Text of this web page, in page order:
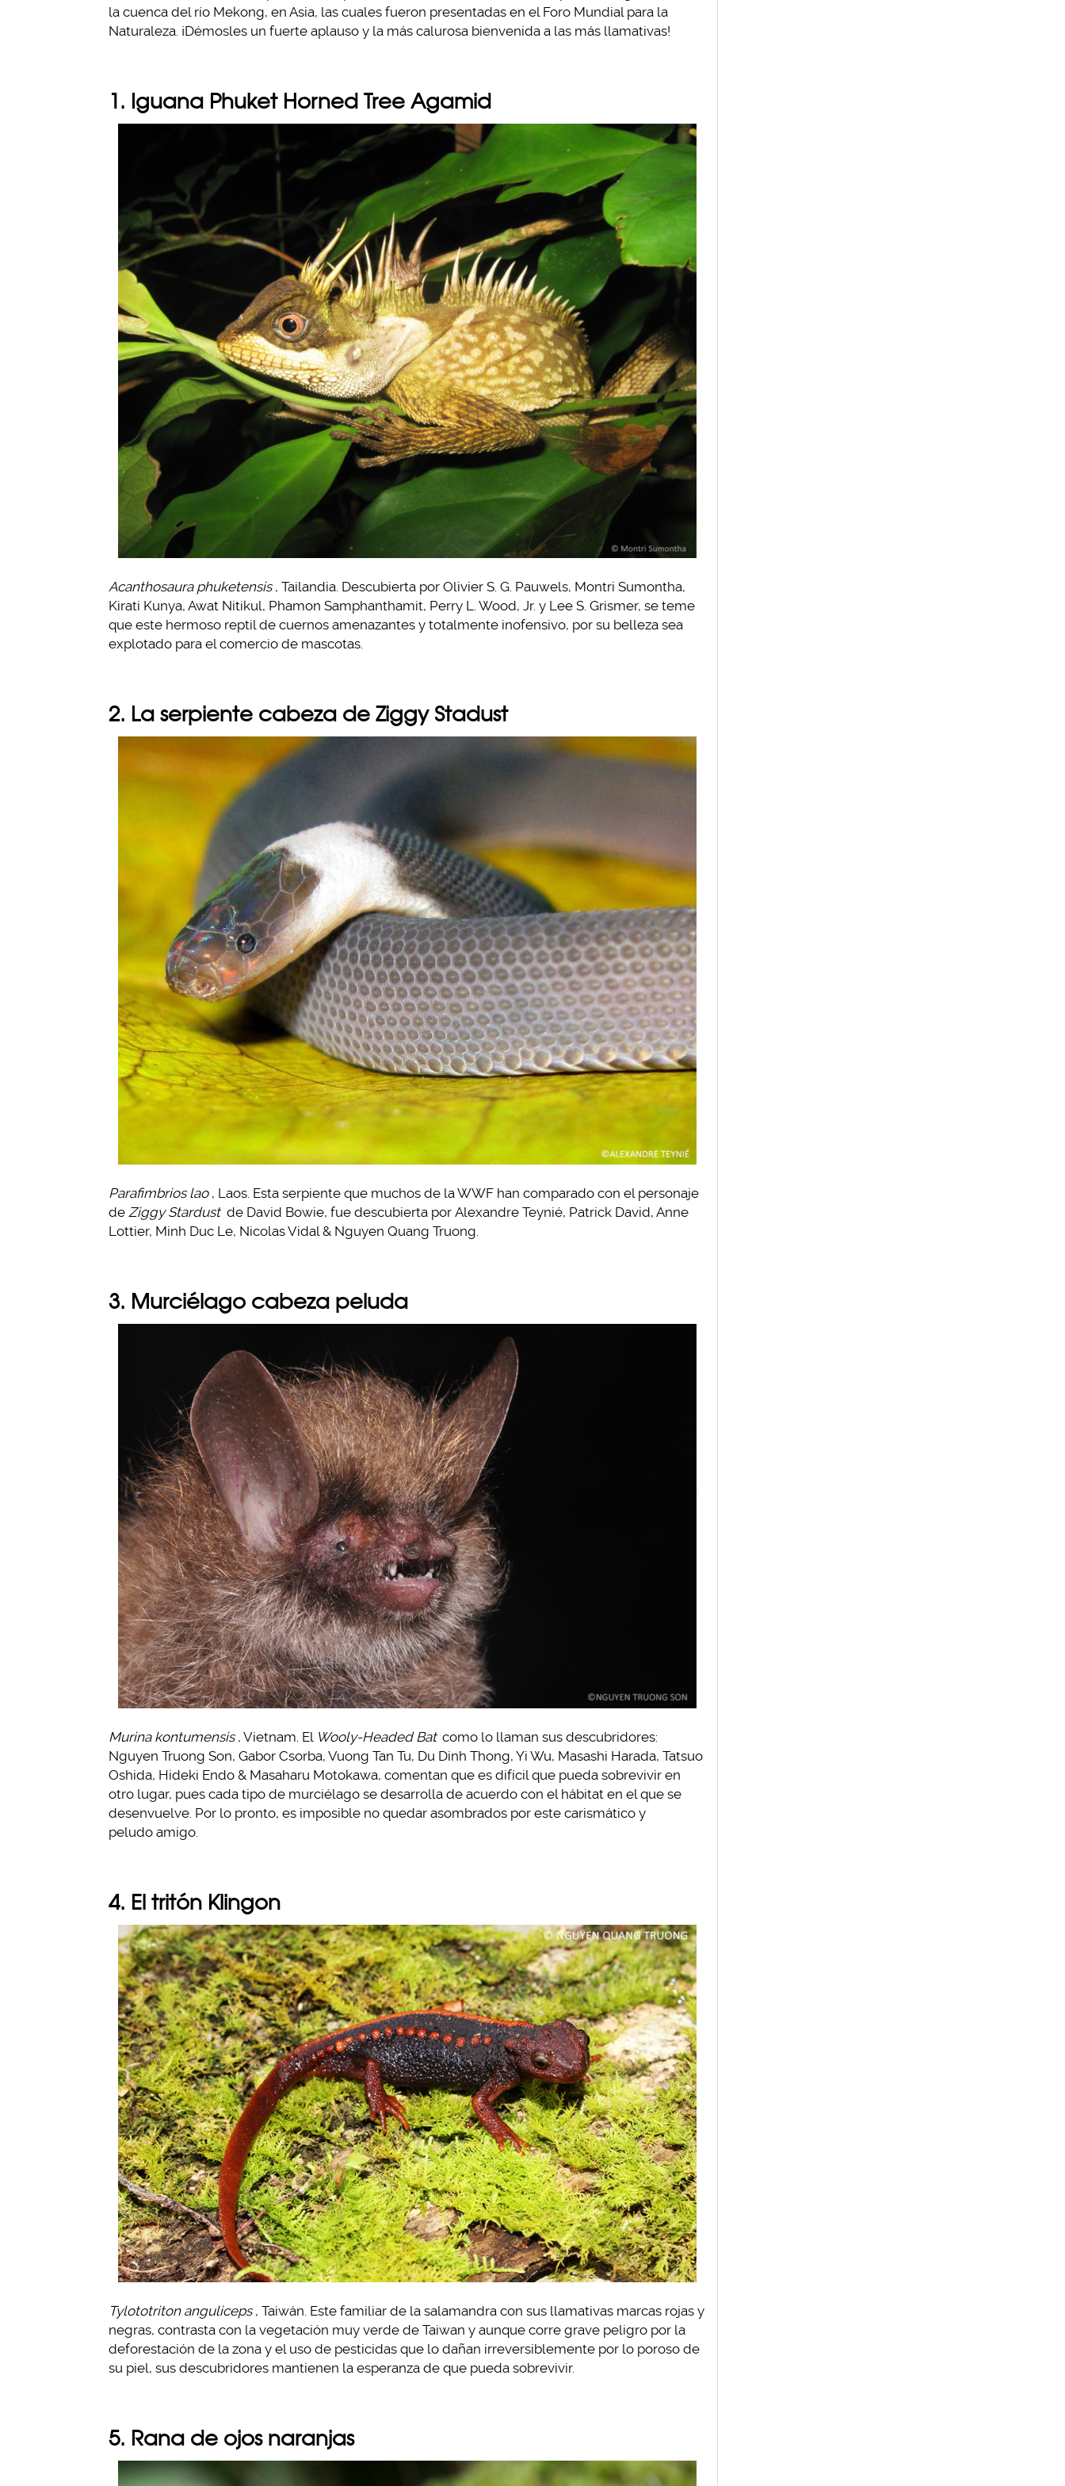
la cuenca del río Mekong, en Asia, las cuales fueron presentadas en el Foro Mundial para la
Naturaleza. ¡Démosles un fuerte aplauso y la más calurosa bienvenida a las más llamativas!
1. Iguana Phuket Horned Tree Agamid
Acanthosaura phuketensis , Tailandia. Descubierta por Olivier S. G. Pauwels, Montri Sumontha,
Kirati Kunya, Awat Nitikul, Phamon Samphanthamit, Perry L. Wood, Jr. y Lee S. Grismer, se teme
que este hermoso reptil de cuernos amenazantes y totalmente inofensivo, por su belleza sea
explotado para el comercio de mascotas.
2. La serpiente cabeza de Ziggy Stadust
Parafimbrios lao , Laos. Esta serpiente que muchos de la WWF han comparado con el personaje
de Ziggy Stardust de David Bowie, fue descubierta por Alexandre Teynié, Patrick David, Anne
Lottier, Minh Duc Le, Nicolas Vidal & Nguyen Quang Truong.
3. Murciélago cabeza peluda
Murina kontumensis , Vietnam. El Wooly-Headed Bat como lo llaman sus descubridores:
Nguyen Truong Son, Gabor Csorba, Vuong Tan Tu, Du Dinh Thong, Yi Wu, Masashi Harada, Tatsuo
Oshida, Hideki Endo & Masaharu Motokawa, comentan que es difícil que pueda sobrevivir en
otro lugar, pues cada tipo de murciélago se desarrolla de acuerdo con el hábitat en el que se
desenvuelve. Por lo pronto, es imposible no quedar asombrados por este carismático y
peludo amigo.
4. El tritón Klingon
Tylototriton anguliceps , Taiwán. Este familiar de la salamandra con sus llamativas marcas rojas y
negras, contrasta con la vegetación muy verde de Taiwan y aunque corre grave peligro por la
deforestación de la zona y el uso de pesticidas que lo dañan irreversiblemente por lo poroso de
su piel, sus descubridores mantienen la esperanza de que pueda sobrevivir.
5. Rana de ojos naranjas